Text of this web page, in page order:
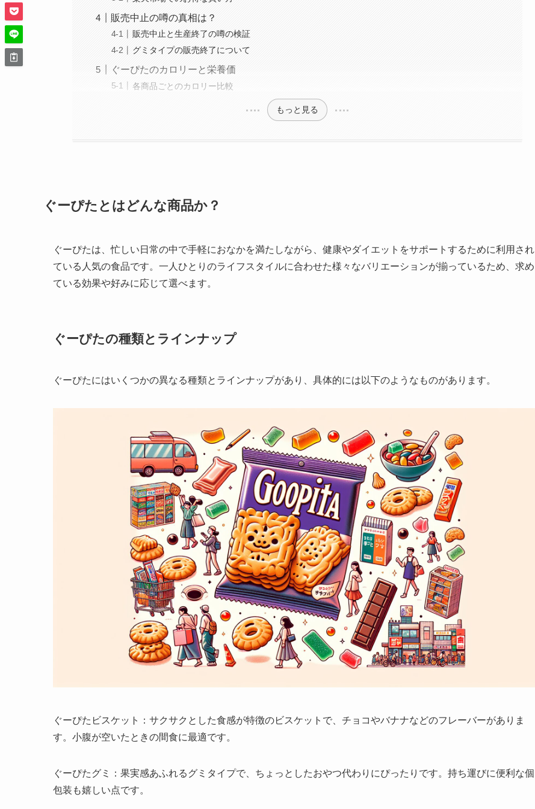
販売中止の噂の真相は？
販売中止と生産終了の噂の検証
グミタイプの販売終了について
ぐーぴたのカロリーと栄養価
各商品ごとのカロリー比較
もっと見る
ぐーぴたとはどんな商品か？
ぐーぴたは、忙しい日常の中で手軽におなかを満たしながら、健康やダイエットをサポートするために利用され
ている人気の食品です。一人ひとりのライフスタイルに合わせた様々なバリエーションが揃っているため、求め
ている効果や好みに応じて選べます。
ぐーぴたの種類とラインナップ
ぐーぴたにはいくつかの異なる種類とラインナップがあり、具体的には以下のようなものがあります。
ぐーぴたビスケット：サクサクとした食感が特徴のビスケットで、チョコやバナナなどのフレーバーがありま
す。小腹が空いたときの間食に最適です。
ぐーぴたグミ：果実感あふれるグミタイプで、ちょっとしたおやつ代わりにぴったりです。持ち運びに便利な個
包装も嬉しい点です。